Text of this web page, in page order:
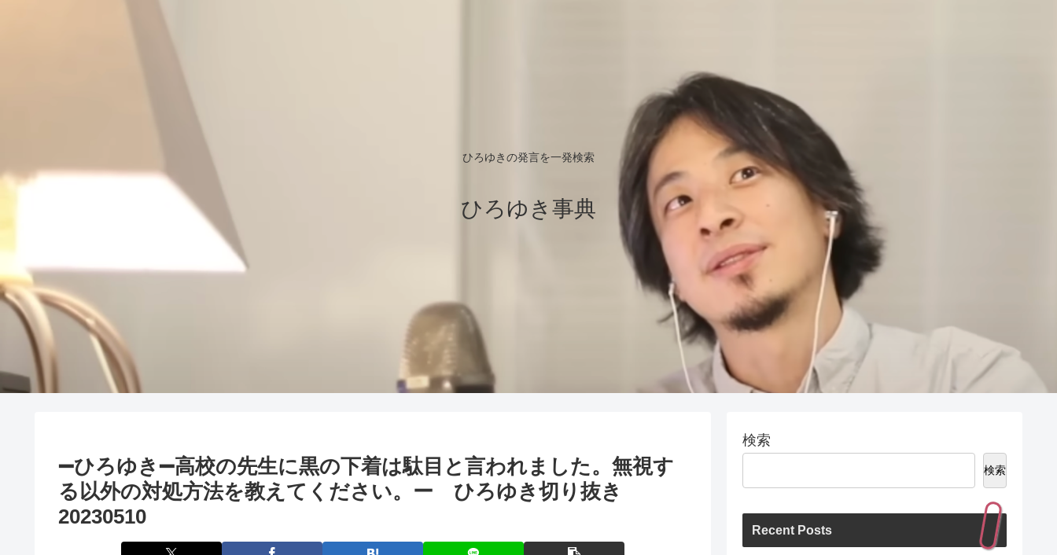
ひろゆきの発言を一発検索
ひろゆき事典
➖ひろゆき➖高校の先生に黒の下着は駄目と言われました。無視す
る以外の対処方法を教えてください。ー ひろゆき切り抜き
20230510
検索
検索
Recent Posts